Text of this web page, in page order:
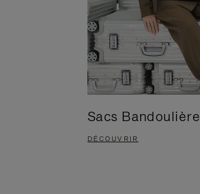
Sacs Bandoulière
DÉCOUVRIR